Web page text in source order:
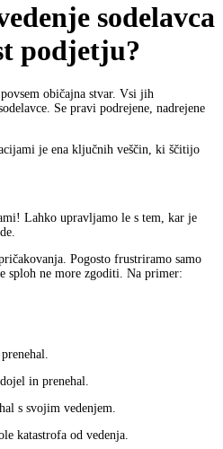
sodelavca
podjetju?
običajna stvar. Vsi jih
Se pravi podrejene, nadrejene
je ena ključnih veščin, ki ščitijo
! Lahko upravljamo le s tem, kar je
Pogosto frustriramo samo
sploh ne more zgoditi. Na primer:
in prenehal.
s svojim vedenjem.
katastrofa od vedenja.